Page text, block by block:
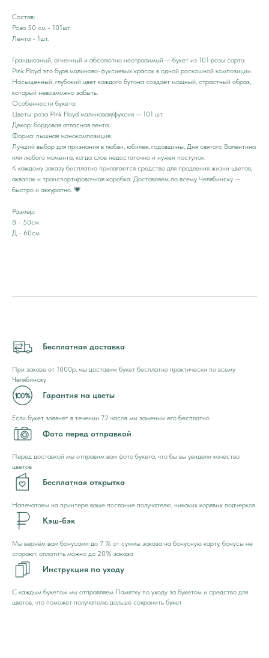
Состав:
Роза 50 см - 101шт.
Лента - 1шт.
Грандиозный, огненный и абсолютно неотразимый — букет из 101 розы сорта
Pink Floyd это буря малиново-фуксиевых красок в одной роскошной композиции.
Насыщенный, глубокий цвет каждого бутона создаёт мощный, страстный образ,
который невозможно забыть.
Особенности букета:
Цветы: роза Pink Floyd малиновая/фуксия — 101 шт.
Декор: бордовая атласная лента.
Форма: пышная монокомпозиция.
Лучший выбор для признания в любви, юбилея, годовщины, Дня святого Валентина
или любого момента, когда слов недостаточно и нужен поступок.
К каждому заказу бесплатно прилагается средство для продления жизни цветов,
аквапак и транспортировочная коробка. Доставляем по всему Челябинску —
быстро и аккуратно. 💗
Размер:
В - 50см
Д - 60см
Бесплатная доставка
При заказе от 1000р, мы доставим букет бесплатно практически по всему
Челябинску
Гарантия на цветы
Если букет завянет в течении 72 часов мы заменим его бесплатно
Фото перед отправкой
Перед доставкой мы отправим вам фото букета, что бы вы увидели качество
цветов
Бесплатная открытка
Напечатаем на принтере ваше послание получателю, никаких корявых подчерков.
Кэш-бэк
Мы вернём вам бонусами до 7 % от суммы заказа на бонусную карту, бонусы не
сгорают, оплатить можно до 20% заказа
Инструкция по уходу
С каждым букетом мы отправляем Памятку по уходу за букетом и средство для
цветов, что поможет получателю дольше сохранить букет